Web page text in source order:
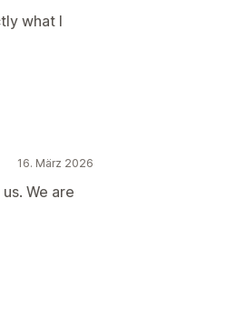
what I
16. März 2026
We are